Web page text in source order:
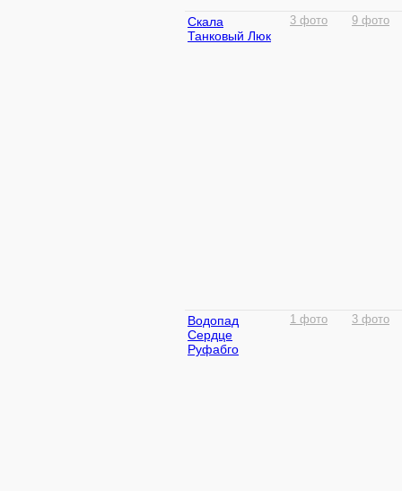
Скала
Танковый Люк
3 фото 9 фото
Водопад
Сердце
Руфабго
1 фото 3 фото